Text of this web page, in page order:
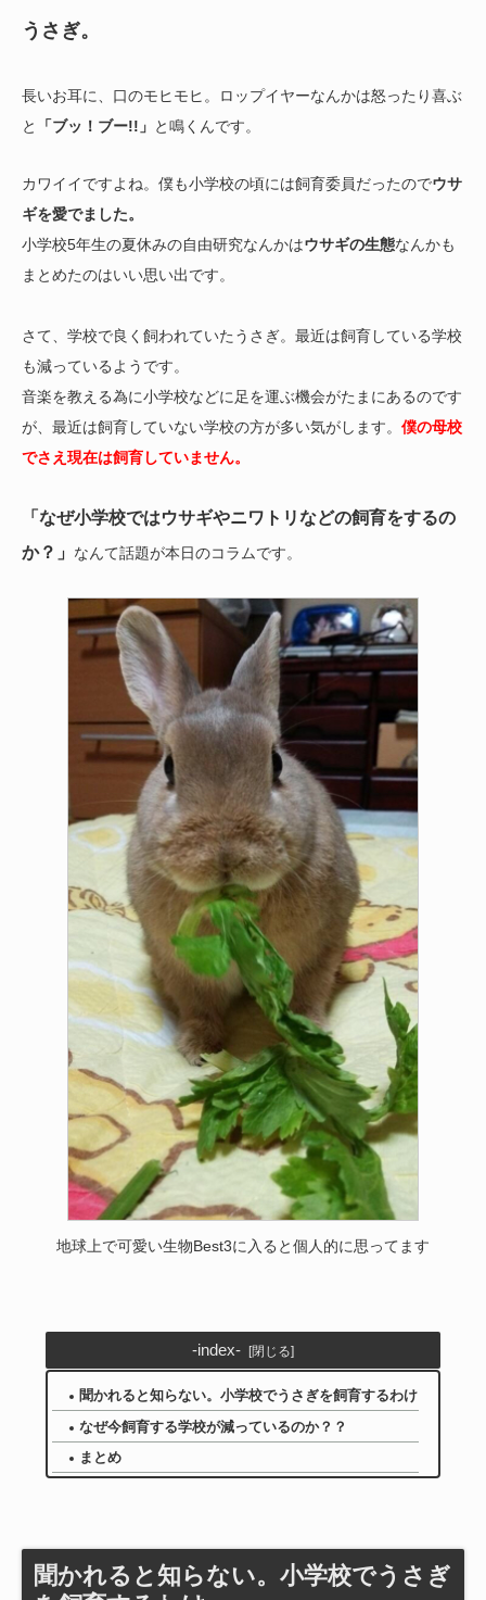
うさぎ。
長いお耳に、口のモヒモヒ。ロップイヤーなんかは怒ったり喜ぶ
と
「ブッ！ブー!!」 と鳴くんです。
カワイイですよね。僕も小学校の頃には飼育委員だったのでウサ
ギを愛でました。
小学校5年生の夏休みの自由研究なんかはウサギの生態なんかも
まとめたのはいい思い出です。
さて、学校で良く飼われていたうさぎ。最近は飼育している学校
も減っているようです。
音楽を教える為に小学校などに足を運ぶ機会がたまにあるのです
が、最近は飼育していない学校の方が多い気がします。 僕の母校
でさえ現在は飼育していません。
「なぜ小学校ではウサギやニワトリなどの飼育をするの
か？」 なんて話題が本日のコラムです。
地球上で可愛い生物Best3に入ると個人的に思ってます
-index-
聞かれると知らない。小学校でうさぎを飼育するわけ
なぜ今飼育する学校が減っているのか？？
まとめ
聞かれると知らない。小学校でうさぎ